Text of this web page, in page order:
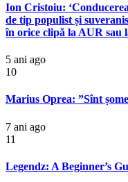
Ion Cristoiu:
de tip populist și
în orice clipă la AUR sau
5 ani ago
10
Marius Oprea: ”Sînt
7 ani ago
11
Legendz: A Beginner’s